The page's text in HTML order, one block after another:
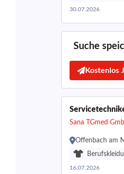
30.07.2026
Suche
Kostenlos
Sana TGmed
Offenbach am
16.07.2026